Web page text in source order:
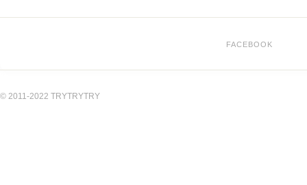
FACEBOOK
© 2011-2022 TRYTRYTRY